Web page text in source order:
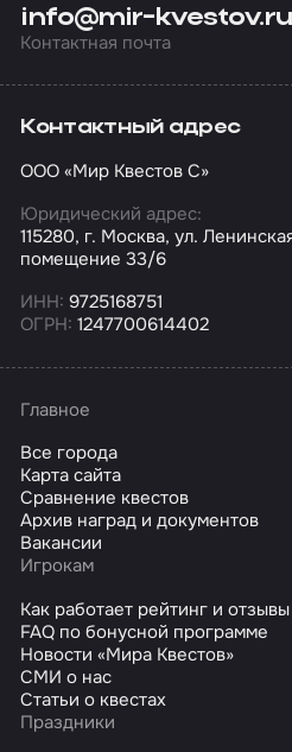
info@mir-kvestov.ru
Контактная почта
Контактный адрес
ООО «Мир Квестов С»
Юридический адрес:
115280, г. Москва, ул.
помещение 33/6
ИНН: 9725168751
ОГРН: 1247700614402
Главное
Все города
Карта сайта
Сравнение квестов
Архив наград и документов
Вакансии
Игрокам
Как работает рейтинг и отзывы
FAQ по бонусной программе
Новости «Мира Квестов»
СМИ о нас
Статьи о квестах
Праздники